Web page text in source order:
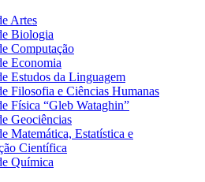
Artes
Biologia
Computação
Economia
Estudos da Linguagem
Filosofia e Ciências Humanas
Física “Gleb Wataghin”
Geociências
Matemática, Estatística e
Científica
Química